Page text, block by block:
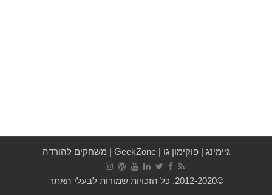
גיימינג |פוקימון גו |
GeekZone
| משחקים להורדה
©2012-2020, כל הזכויות שמורות לבעלי האתר